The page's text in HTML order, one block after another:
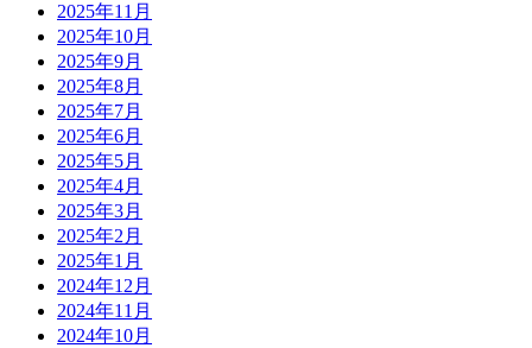
2025年11月
2025年10月
2025年9月
2025年8月
2025年7月
2025年6月
2025年5月
2025年4月
2025年3月
2025年2月
2025年1月
2024年12月
2024年11月
2024年10月